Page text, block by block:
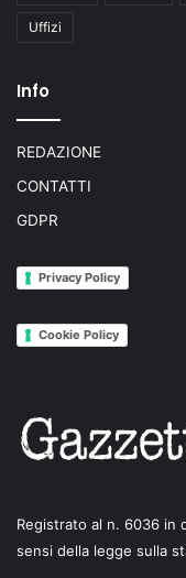
Uffizi
Info
REDAZIONE
CONTATTI
GDPR
Privacy Policy
Cookie Policy
Registrato al n. 6036 in
sensi della legge sulla